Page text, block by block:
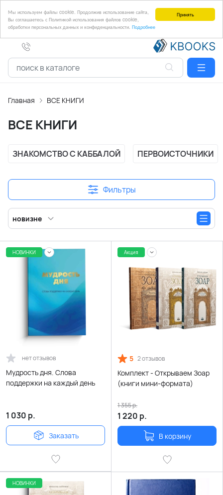
Принять
Мы используем файлы cookie. Продолжив использование сайта,
Вы соглашаетесь с Политикой использования файлов cookie,
обработки персональных данных и конфиденциальности. Подробнее
Главная ВСЕ КНИГИ
ВСЕ КНИГИ
ЗНАКОМСТВО С КАББАЛОЙ ПЕРВОИСТОЧНИКИ
Фильтры
новизне
НОВИНКИ
нет отзывов
Мудрость дня. Слова
поддержки на каждый день
1 030 р.
Заказать
Акция
5 2 отзывов
Комплект - Открываем Зоар
(книги мини-формата)
1 220 р.
1 355р.
В корзину
НОВИНКИ